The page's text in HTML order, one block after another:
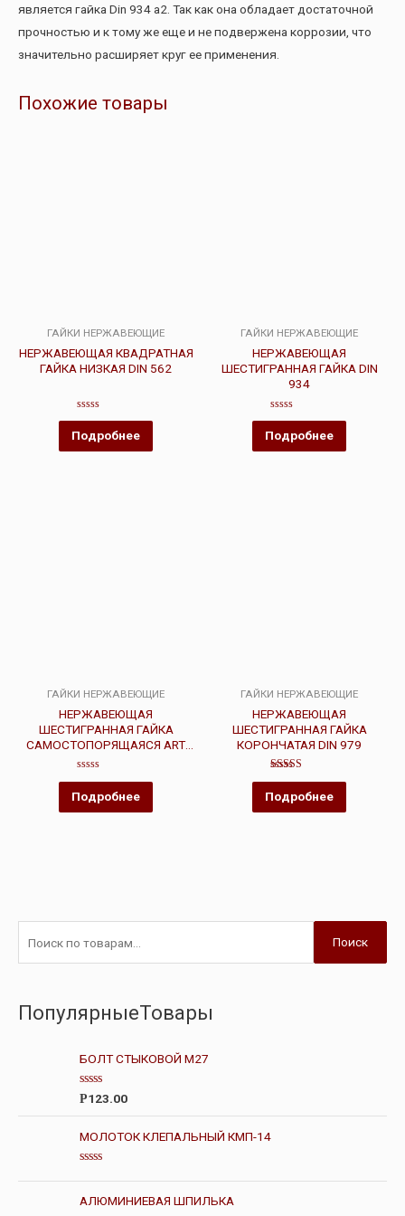
является гайка Din 934 a2. Так как она обладает достаточной
прочностью и к тому же еще и не подвержена коррозии, что
значительно расширяет круг ее применения.
Похожие товары
ГАЙКИ НЕРЖАВЕЮЩИЕ
НЕРЖАВЕЮЩАЯ КВАДРАТНАЯ
ГАЙКА НИЗКАЯ DIN 562
Оценка
0
из
5
Подробнее
ГАЙКИ НЕРЖАВЕЮЩИЕ
НЕРЖАВЕЮЩАЯ
ШЕСТИГРАННАЯ ГАЙКА DIN
934
Оценка
0
из
5
Подробнее
ГАЙКИ НЕРЖАВЕЮЩИЕ
НЕРЖАВЕЮЩАЯ
ШЕСТИГРАННАЯ ГАЙКА
САМОСТОПОРЯЩАЯСЯ ART
980
Оценка
0
из
5
Подробнее
ГАЙКИ НЕРЖАВЕЮЩИЕ
НЕРЖАВЕЮЩАЯ
ШЕСТИГРАННАЯ ГАЙКА
КОРОНЧАТАЯ DIN 979
Оценка
из 5
Подробнее
Поиск
ПопулярныеТовары
БОЛТ СТЫКОВОЙ М27
О
е
н
к
а
и
5
Р123.00
МОЛОТОК КЛЕПАЛЬНЫЙ КМП-14
ц
е
н
АЛЮМИНИЕВАЯ ШПИЛЬКА